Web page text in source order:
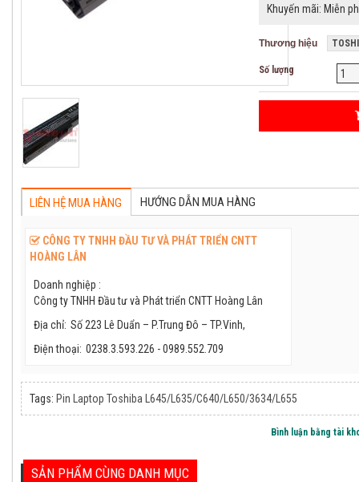
Khuyến mãi: Miễn
Thương hiệu
Số lượng
LIÊN HỆ MUA HÀNG HƯỚNG DẪN MUA HÀNG
CÔNG TY TNHH ĐẦU TƯ VÀ PHÁT TRIỂN CNTT
HOÀNG LÂN
Doanh nghiệp :
Công ty TNHH Đầu tư và Phát triển CNTT Hoàng Lân
Địa chỉ: Số 223 Lê Duẩn – P.Trung Đô – TP.Vinh,
Điện thoại: 0238.3.593.226 - 0989.552.709
Tags: Pin Laptop Toshiba L645/L635/C640/L650/3634/L655
Bình luận bằng tài
SẢN PHẨM CÙNG DANH MỤC